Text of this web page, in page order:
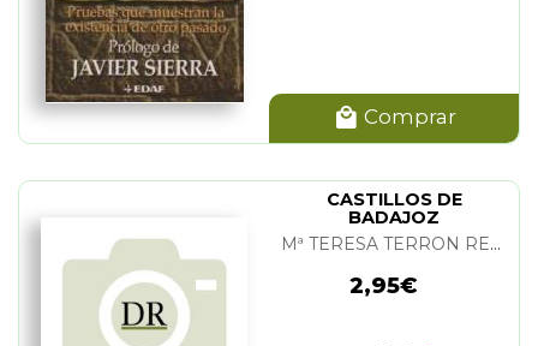
Comprar
CASTILLOS DE
BADAJOZ
Mª TERESA TERRON REYNOLDS
2,95€